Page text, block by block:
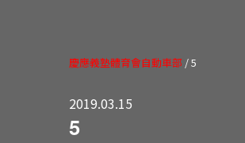
慶應義塾體育會自動車部 /5
2019.03.15
5